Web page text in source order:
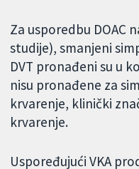
Za usporedbu DOAC
studije), smanjeni
DVT pronađeni su u
nisu pronađene za
krvarenje, klinički
krvarenje.
Uspoređujući VKA